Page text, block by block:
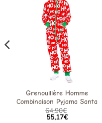
Grenouillère Homme
Combinaison Pyjama Santa
64,90€
55,17€